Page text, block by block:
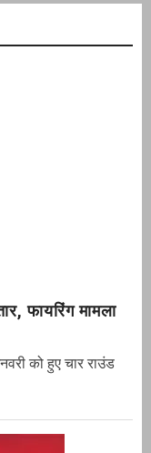
फायरिंग मामला
को हुए चार राउंड